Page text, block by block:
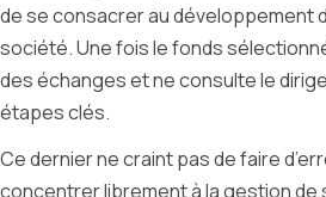
de se consacrer au développement
société. Une fois le fonds
des échanges et ne consulte le
étapes clés.
Ce dernier ne craint pas de faire
concentrer librement à la gestion de